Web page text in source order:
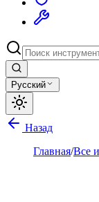
Русский
Назад
Главная/Все